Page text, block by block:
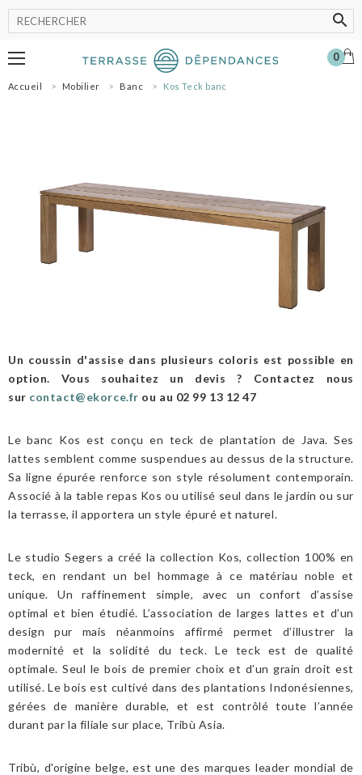
0
MOBILIER
OMBRAGE
SHOWROOM
Accueil Mobilier Banc Kos Teck banc
Un coussin d'assise dans plusieurs coloris est possible en
option. Vous souhaitez un devis ? Contactez nous
sur contact@ekorce.fr ou au 02 99 13 12 47
Le banc Kos est conçu en teck de plantation de Java. Ses
lattes semblent comme suspendues au dessus de la structure.
Sa ligne épurée renforce son style résolument contemporain.
Associé à la table repas Kos ou utilisé seul dans le jardin ou sur
la terrasse, il apportera un style épuré et naturel.
Le studio Segers a créé la collection Kos, collection 100% en
teck, en rendant un bel hommage à ce matériau noble et
unique. Un raffinement simple, avec un confort d’assise
optimal et bien étudié. L’association de larges lattes et d’un
design pur mais néanmoins affirmé permet d’illustrer la
modernité et la solidité du teck. Le teck est de qualité
optimale. Seul le bois de premier choix et d’un grain droit est
utilisé. Le bois est cultivé dans des plantations Indonésiennes,
gérées de manière durable, et est contrôlé toute l’année
durant par la filiale sur place, Tribù Asia.
Tribù, d'origine belge, est une des marques leader mondial de